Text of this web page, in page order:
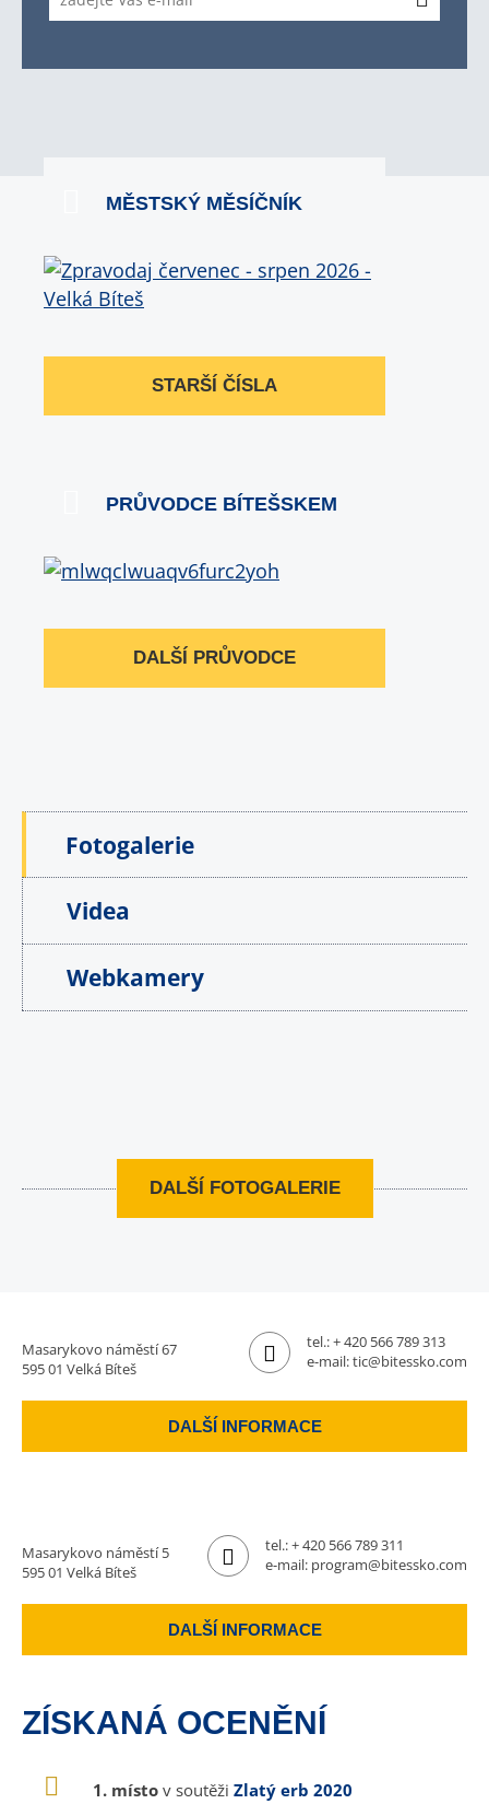
MĚSTSKÝ MĚSÍČNÍK
STARŠÍ ČÍSLA
PRŮVODCE BÍTEŠSKEM
DALŠÍ PRŮVODCE
Fotogalerie
Videa
Webkamery
DALŠÍ FOTOGALERIE
Masarykovo náměstí 67
595 01 Velká Bíteš
tel.:+ 420 566 789 313
e-mail:tic@bitessko.com
DALŠÍ INFORMACE
Masarykovo náměstí 5
595 01 Velká Bíteš
tel.:+ 420 566 789 311
e-mail: program@bitessko.com
DALŠÍ INFORMACE
ZÍSKANÁ OCENĚNÍ
1. místo v soutěži Zlatý erb 2020